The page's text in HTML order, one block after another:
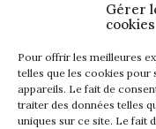
Gérer
cookies
Pour offrir les meilleures
telles que les cookies
appareils. Le fait de
traiter des données telles
uniques sur ce site. Le fait